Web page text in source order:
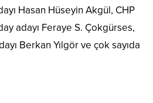
Hasan Hüseyin Akgül, CHP
adayı Feraye S. Çokgürses,
Berkan Yılgör ve çok sayıda